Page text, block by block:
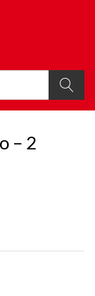
Buscar
– 2